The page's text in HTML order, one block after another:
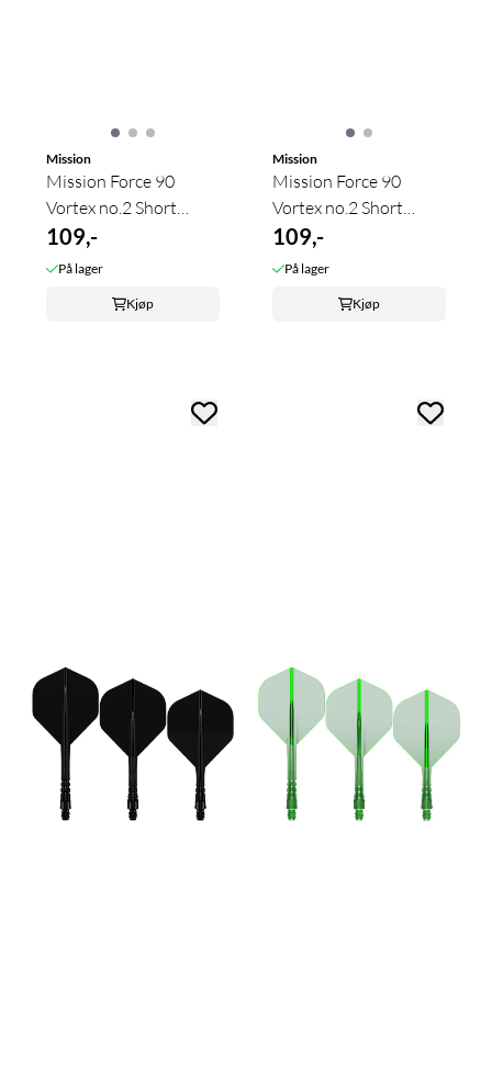
Mission
Mission Force 90
Vortex no.2 Short
Clear Green
109,-
På lager
Kjøp
Mission
Mission Force 90
Vortex no.2 Short
Clear Purple
109,-
På lager
Kjøp